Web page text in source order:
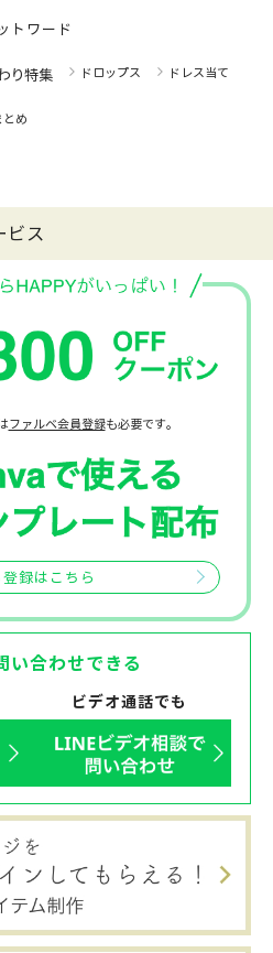
トワード
り特集 ドロップス ドレス当て
め
ビス
ファルベ会員登録も必要です。
録はこちら
い合わせできる
ビデオ通話でも